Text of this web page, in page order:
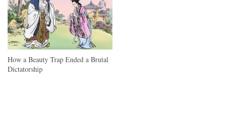
How a Beauty Trap Ended a Brutal
Dictatorship